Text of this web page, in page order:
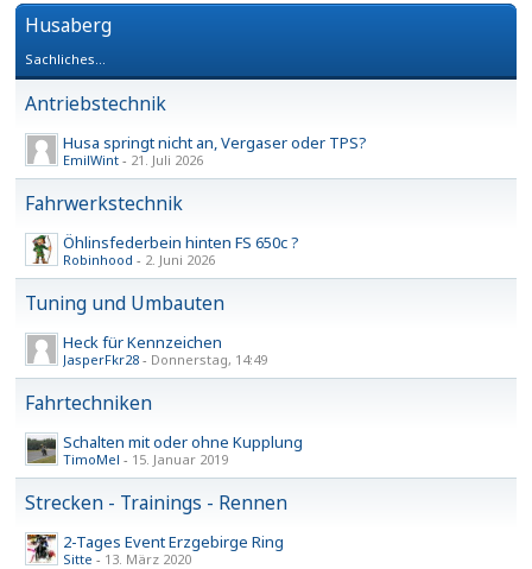
Husaberg
Sachliches...
Antriebstechnik
Husa springt nicht an, Vergaser oder TPS?
EmilWint - 21. Juli 2026
Fahrwerkstechnik
Öhlinsfederbein hinten FS 650c ?
Robinhood - 2. Juni 2026
Tuning und Umbauten
Heck für Kennzeichen
JasperFkr28 - Donnerstag, 14:49
Fahrtechniken
Schalten mit oder ohne Kupplung
TimoMel - 15. Januar 2019
Strecken - Trainings - Rennen
2-Tages Event Erzgebirge Ring
Sitte - 13. März 2020